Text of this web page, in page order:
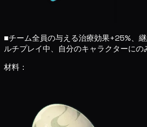
■チーム全員の与える治療効果+25%、
ルチプレイ中、自分のキャラクターにの
材料：